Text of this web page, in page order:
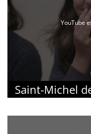
YouTube